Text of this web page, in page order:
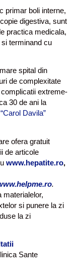
primar boli interne,
digestiva, sunt
practica medicala,
terminand cu
spital din
de complexitate
extreme-
30 de ani la
Davila”
ofera gratuit
de articole
www.hepatite.ro,
.
materialelor,
si punere la zi
la zi
Sante